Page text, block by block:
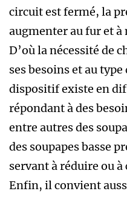
circuit est fermé, la
augmenter au fur et à
D’où la nécessité de
ses besoins et au
dispositif existe en
répondant à des
entre autres des
des soupapes basse
servant à réduire ou
Enfin, il convient